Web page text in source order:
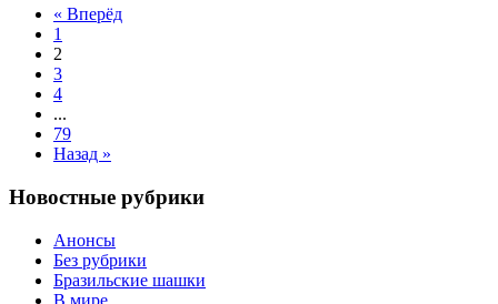
« Вперёд
1
2
3
4
...
79
Назад »
Новостные рубрики
Анонсы
Без рубрики
Бразильские шашки
В мире